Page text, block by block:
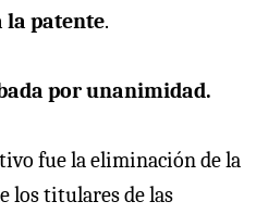
la patente.
por unanimidad.
fue la eliminación de la
los titulares de las